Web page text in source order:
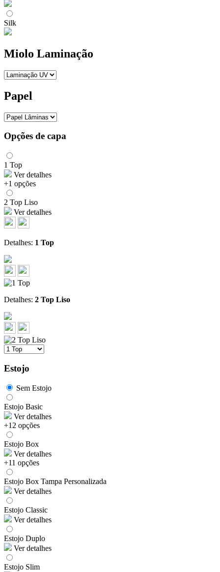
Silk
Miolo Laminação
Papel
Opções de capa
1 Top
Ver detalhes
+1 opções
2 Top Liso
Ver detalhes
Detalhes: 1 Top
Detalhes: 2 Top Liso
Estojo
Sem Estojo
Estojo Basic
Ver detalhes
+12 opções
Estojo Box
Ver detalhes
+11 opções
Estojo Box Tampa Personalizada
Ver detalhes
Estojo Classic
Ver detalhes
Estojo Duplo
Ver detalhes
Estojo Slim